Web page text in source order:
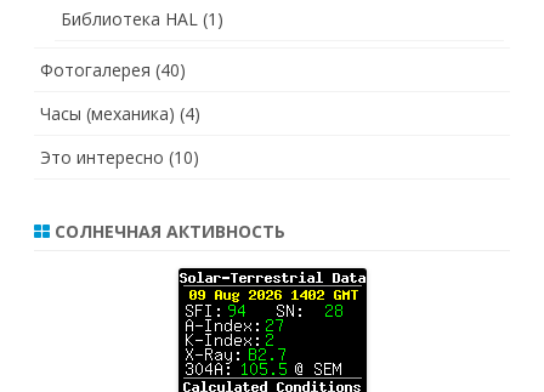
Библиотека HAL (1)
Фотогалерея (40)
Часы (механика) (4)
Это интересно (10)
СОЛНЕЧНАЯ АКТИВНОСТЬ